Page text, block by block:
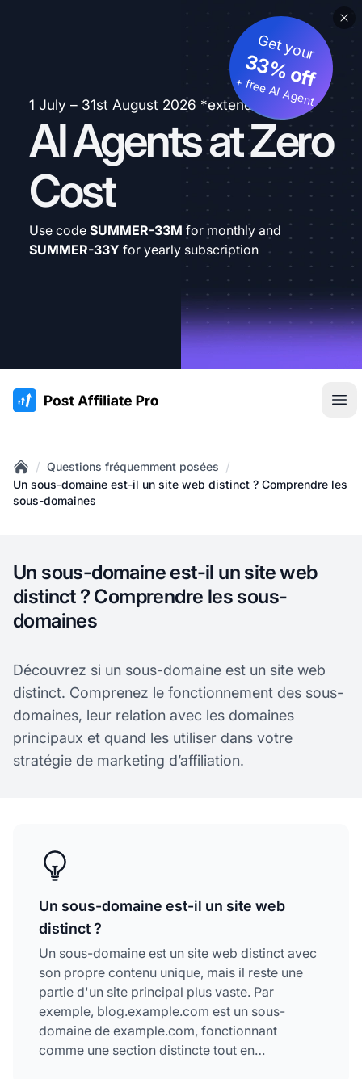
1 July – 31st August 2026 *extended
AI Agents at Zero
Cost
Get your
33% off
+ free AI Agent
Use code SUMMER-33M for monthly and
SUMMER-33Y for yearly subscription
:site.title
Home
/ Questions fréquemment posées /
Un sous-domaine est-il un site web distinct ? Comprendre les
sous-domaines
Un sous-domaine est-il un site web
distinct ? Comprendre les sous-
domaines
Découvrez si un sous-domaine est un site web
distinct. Comprenez le fonctionnement des sous-
domaines, leur relation avec les domaines
principaux et quand les utiliser dans votre
stratégie de marketing d’affiliation.
Un sous-domaine est-il un site web
distinct ?
Un sous-domaine est un site web distinct avec
son propre contenu unique, mais il reste une
partie d'un site principal plus vaste. Par
exemple, blog.example.com est un sous-
domaine de example.com, fonctionnant
comme une section distincte tout en